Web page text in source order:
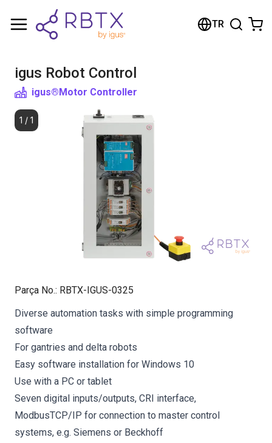
TR
igus Robot Control
igus®Motor Controller
1 / 1
Parça No.: RBTX-IGUS-0325
Diverse automation tasks with simple programming
software
For gantries and delta robots
Easy software installation for Windows 10
Use with a PC or tablet
Seven digital inputs/outputs, CRI interface,
ModbusTCP/IP for connection to master control
systems, e.g. Siemens or Beckhoff
Shopping Cart
Browse the shop